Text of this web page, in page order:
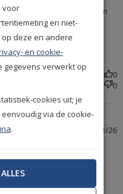
te horen dat de roller de lijm
schoon te maken is.
Was deze review nuttig?
0
0
06/01/26
voor
en niet-
deze en andere
en cookie-
gegevens verwerkt op
cookies uit; je
via de cookie-
.